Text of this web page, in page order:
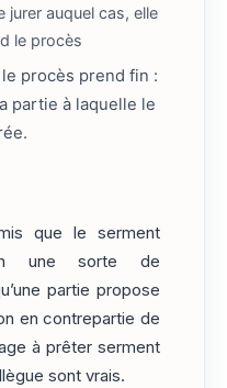
jurer auquel cas, elle
le procès
procès prend fin :
partie à laquelle le
que le serment
une sorte de
partie propose
en contrepartie de
à prêter serment
sont vrais.